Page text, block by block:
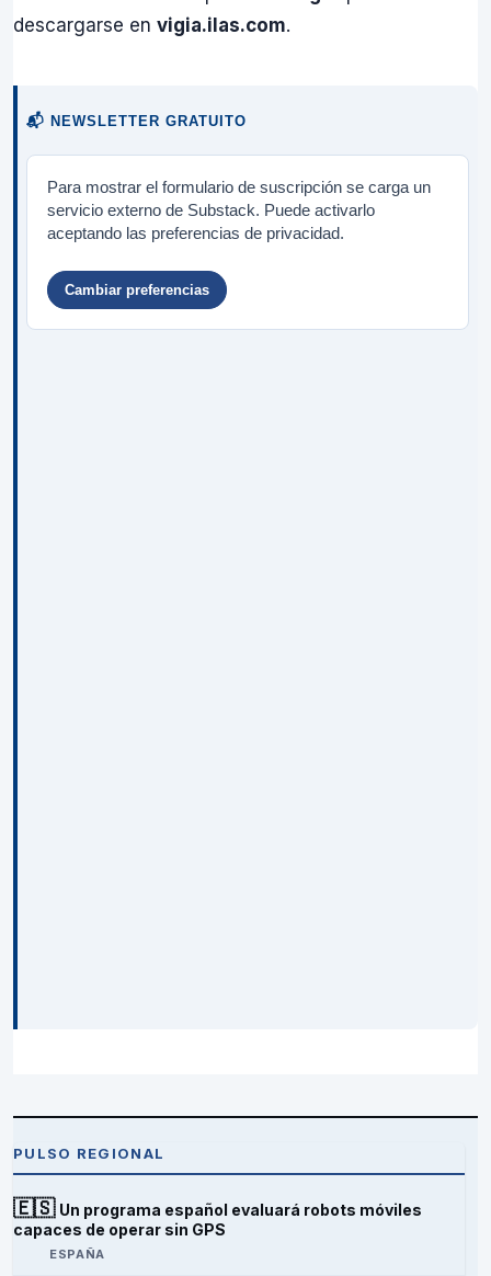
descargarse en vigia.ilas.com.
📬 NEWSLETTER GRATUITO
Para mostrar el formulario de suscripción se carga un
servicio externo de Substack. Puede activarlo
aceptando las preferencias de privacidad.
Cambiar preferencias
PULSO REGIONAL
🇪🇸 Un programa español evaluará robots móviles
capaces de operar sin GPS
ESPAÑA